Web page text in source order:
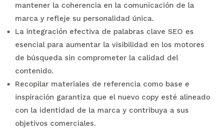
mantener la coherencia en la comunicación de la
marca y refleje su personalidad única.
La integración efectiva de palabras clave SEO es
esencial para aumentar la visibilidad en los motores
de búsqueda sin comprometer la calidad del
contenido.
Recopilar materiales de referencia como base e
inspiración garantiza que el nuevo copy esté alineado
con la identidad de la marca y contribuya a sus
objetivos comerciales.